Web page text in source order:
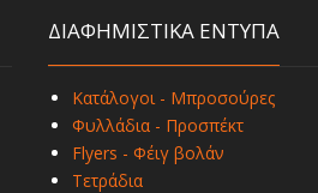
ΔΙΑΦΗΜΙΣΤΙΚΑ ΕΝΤΥΠΑ
Κατάλογοι - Μπροσούρες
Φυλλάδια - Προσπέκτ
Flyers - Φέιγ βολάν
Τετράδια